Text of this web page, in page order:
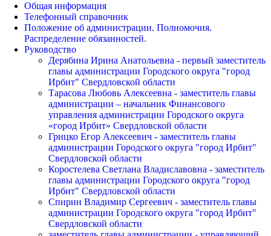
Общая информация
Телефонный справочник
Положение об администрации. Полномочия.
Распределение обязанностей.
Руководство
Дерябина Ирина Анатольевна - первый заместитель
главы администрации Городского округа "город
Ирбит" Свердловской области
Тарасова Любовь Алексеевна - заместитель главы
администрации – начальник Финансового
управления администрации Городского округа
«город Ирбит» Свердловской области
Грицко Егор Алексеевич - заместитель главы
администрации Городского округа "город Ирбит"
Свердловской области
Коростелева Светлана Владиславовна - заместитель
главы администрации Городского округа "город
Ирбит" Свердловской области
Спирин Владимир Сергеевич - заместитель главы
администрации Городского округа "город Ирбит"
Свердловской области